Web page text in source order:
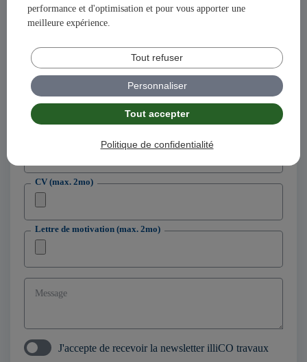
performance et d'optimisation et pour vous apporter une
meilleure expérience.
Tout accepter
Tout refuser
Personnaliser
Politique de confidentialité
Ville
CV (max. 2mo)
Lettre de motivation (max. 2mo)
Message
J'accepte de recevoir la newsletter illiCO travaux